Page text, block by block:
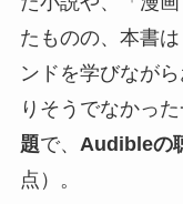
たものの、本書
ンドを学びなが
りそうでなかった
題で、 Audibleの
点）。